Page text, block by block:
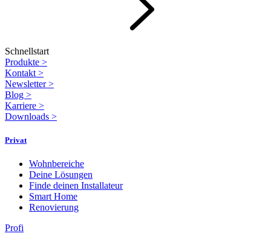
Schnellstart
Produkte >
Kontakt >
Newsletter>
Blog >
Karriere >
Downloads >
Privat
Wohnbereiche
Deine Lösungen
Finde deinen Installateur
Smart Home
Renovierung
Profi